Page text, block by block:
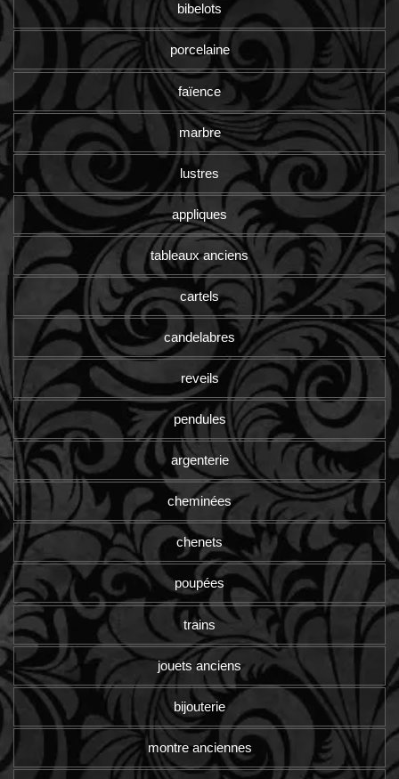
bibelots
porcelaine
faïence
marbre
lustres
appliques
tableaux anciens
cartels
candelabres
reveils
pendules
argenterie
cheminées
chenets
poupées
trains
jouets anciens
bijouterie
montre anciennes